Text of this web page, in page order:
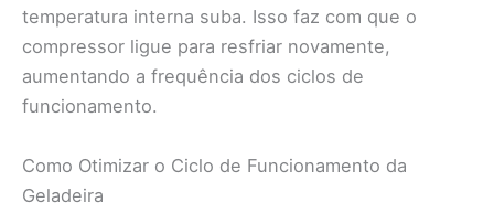
temperatura interna suba. Isso faz com que o
compressor ligue para resfriar novamente,
aumentando a frequência dos ciclos de
funcionamento.
Como Otimizar o Ciclo de Funcionamento da
Geladeira